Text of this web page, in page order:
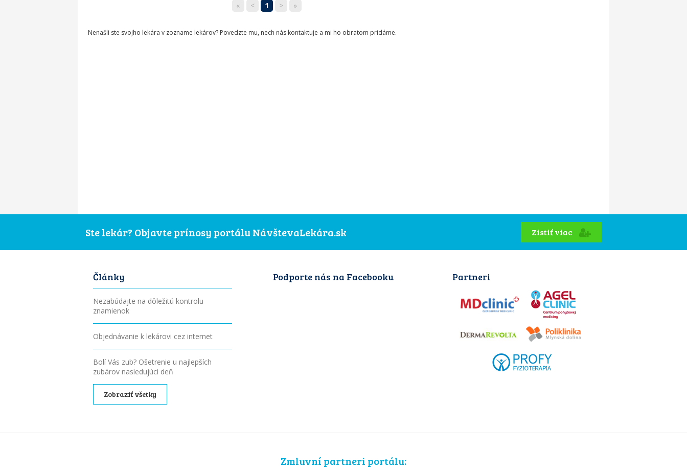
« < 1 > »
Nenašli ste svojho lekára v zozname lekárov? Povedzte mu, nech nás kontaktuje a mi ho obratom pridáme.
Ste lekár? Objavte prínosy portálu NávštevaLekára.sk Zistiť viac
Články
Nezabúdajte na dôležitú kontrolu
znamienok
Objednávanie k lekárovi cez internet
Bolí Vás zub? Ošetrenie u najlepších
zubárov nasledujúci deň
Zobraziť všetky
Podporte nás na Facebooku Partneri
Zmluvní partneri portálu: